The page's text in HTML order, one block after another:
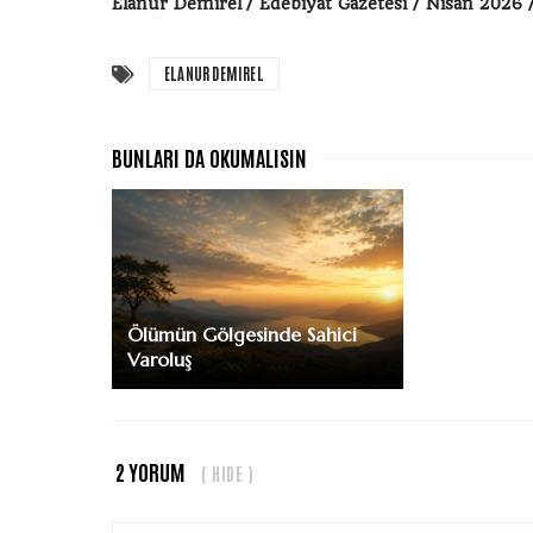
ELANUR DEMIREL
Ölümün Gölgesinde Sahici
Varoluş
2 YORUM ( HIDE )